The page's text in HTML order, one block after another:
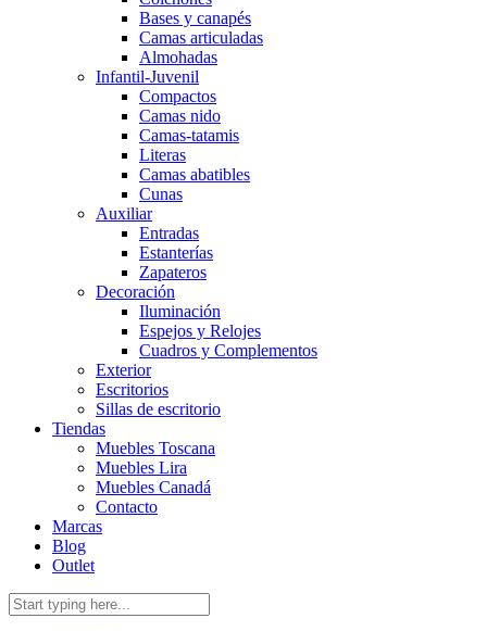
Bases y canapés
Camas articuladas
Almohadas
Infantil-Juvenil
Compactos
Camas nido
Camas-tatamis
Literas
Camas abatibles
Cunas
Auxiliar
Entradas
Estanterías
Zapateros
Decoración
Iluminación
Espejos y Relojes
Cuadros y Complementos
Exterior
Escritorios
Sillas de escritorio
Tiendas
Muebles Toscana
Muebles Lira
Muebles Canadá
Contacto
Marcas
Blog
Outlet